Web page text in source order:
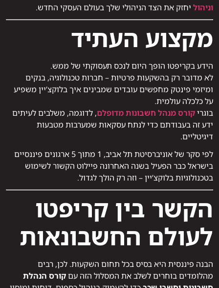
וניהול יחזק את הצד הניהולי שלך בעולם העסקי החדש.
מקצוע העתיד
הידע בקריפטו הופך היום לנכס תעסוקתי של ממש.
לא מדובר רק בהשקעות פרטיות – חברות טכנולוגיה, בנקים
ומיזמי פינטק מחפשים עובדים שמבינים איך בלוקצ’יין משפיע
על כלכלה עולמית.
בוגריקורס מנהל חשבונות מדופלם, לדוגמה, משלבים לעיתים
ידע זה בעבודתם כדי לנתח עסקאות שמערבות מטבעות
דיגיטליים.
לפי סקר של אוניברסיטת תל אביב, 1 מתוך 5 ארגונים פיננסיים
בישראל כבר הפעיל בשנה האחרונה פיילוט הקשור לשימוש
בטכנולוגיות בלוקצ’יין – וזה רק הולך לגדול.
הקשר בין קריפטו
לעולם החשבונאות
הבנה פיננסית היא בסיס בכל תחום השקעות. לכן, רבים
מהלומדים בוחרים לשלב את המסלול הזה עםקורס הנהלת